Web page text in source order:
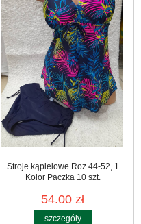
Stroje kąpielowe Roz 44-52, 1
Kolor Paczka 10 szt.
54.00 zł
szczegóły